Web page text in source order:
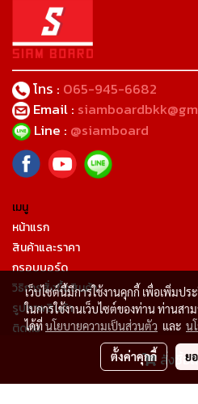
สั่งซื้อ
โทร : 065-945-6682
Email :
Line : @siamboard
เมนู
หน้าแรก
สินค้าและราคา
กรอบบอร์ด
วิธิการสั่งซื้อสินค้า
รูปภาพสินค้า
ติดต่อ
เว็บไซต์นี้มีการใช้งานคุกกี้ เพื่อเพิ่มป
ในการใช้งานเว็บไซต์ของท่าน ท่านสา
ได้ที่นโยบายความเป็นส่วนตัว และ น
ตั้งค่าคุกกี้ ย